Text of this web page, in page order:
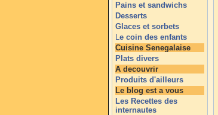
Pains et sandwichs
Desserts
Glaces et sorbets
Le coin des enfants
Cuisine Senegalaise
Plats divers
A decouvrir
Produits d'ailleurs
Le blog est a vous
Les Recettes des
internautes